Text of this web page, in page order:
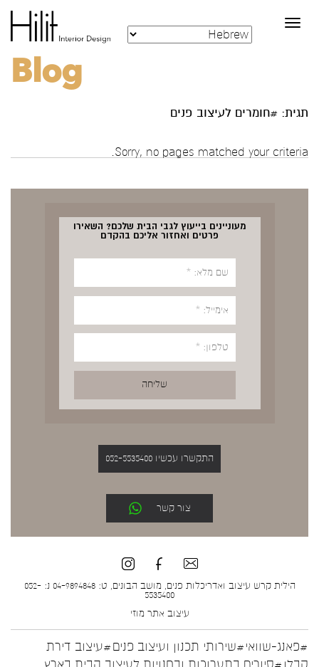
Toggle
navigation
Blog
תגית: #חומרים לעיצוב פנים
Sorry, no pages matched your criteria.
מעוניינים בייעוץ לגבי הבית שלכם? השאירו
פרטים ואחזור אליכם בהקדם
התקשרו עכשיו 052-5535400
צור קשר
הילית קרש עיצוב ואדריכלות פנים, מושב הבונים, ט: 04-9894848 נ: 052-
5535400
עיצוב אתר מוזי
#פאנג-שוואי#שירותי תכנון ועיצוב פנים#עיצוב דירת
קבלן #סיורים בתערוכות ובחנויות לעיצוב הבית בארץ